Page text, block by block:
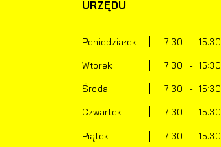
URZĘDU
Poniedziałek 7:30 - 15:30
Wtorek 7:30 - 15:30
Środa 7:30 - 15:30
Czwartek 7:30 - 15:30
Piątek 7:30 - 15:30